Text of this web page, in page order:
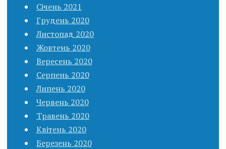
Січень 2021
Грудень 2020
Листопад 2020
Жовтень 2020
Вересень 2020
Серпень 2020
Липень 2020
Червень 2020
Травень 2020
Квітень 2020
Березень 2020